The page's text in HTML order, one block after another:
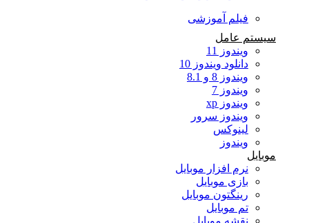
فیلم آموزشی
سیستم عامل
ویندوز 11
دانلود ویندوز 10
ویندوز 8 و 8.1
ویندوز 7
ویندوز xp
ویندوز سرور
لینوکس
ویندوز
نرم افزار موبایل
بازی موبایل
رینگتون موبایل
تم موبایل
نقشه موبایل